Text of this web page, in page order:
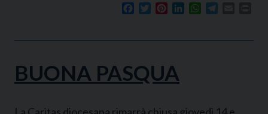
Facebook
TwitterPinterestLinkedInWhatsApp
BUONA PASQUA